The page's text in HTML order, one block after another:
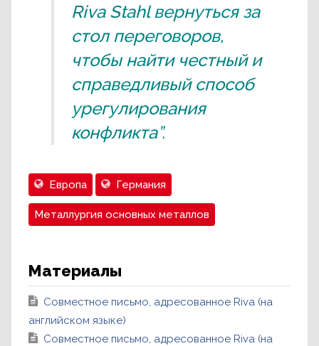
Riva Stahl вернуться за
стол переговоров,
чтобы найти честный и
справедливый способ
урегулирования
конфликта”.
Европа Германия
Металлургия основных металлов
Материалы
Совместное письмо, адресованное Riva (на
английском языке)
Совместное письмо, адресованное Riva (на